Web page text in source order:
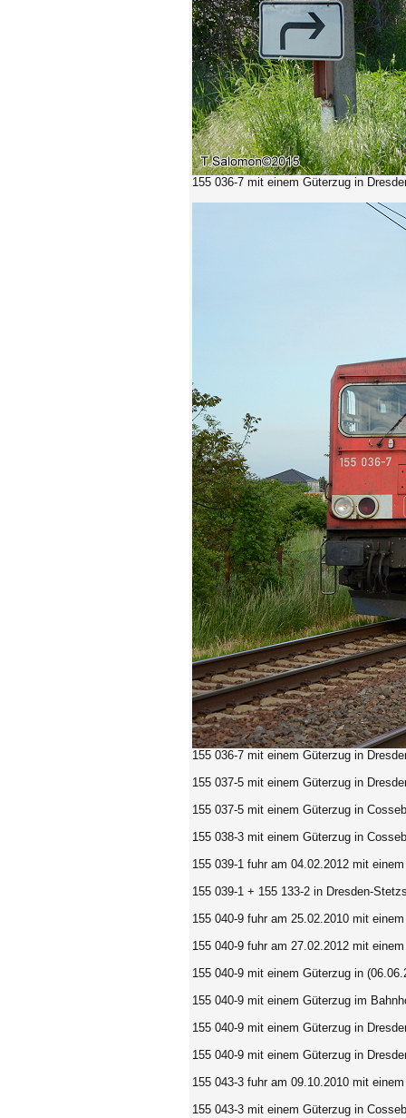
155 036-7 mit einem Güterzug in
155 036-7 mit einem Güterzug in
155 037-5 mit einem Güterzug in
155 037-5 mit einem Güterzug in
155 038-3 mit einem Güterzug in
155 039-1 fuhr am 04.02.2012 mit
155 039-1 + 155 133-2 in Dresden-
155 040-9 fuhr am 25.02.2010 mit
155 040-9 fuhr am 27.02.2012 mit
155 040-9 mit einem Güterzug in
155 040-9 mit einem Güterzug im
155 040-9 mit einem Güterzug in
155 040-9 mit einem Güterzug in
155 043-3 fuhr am 09.10.2010 mit
155 043-3 mit einem Güterzug in